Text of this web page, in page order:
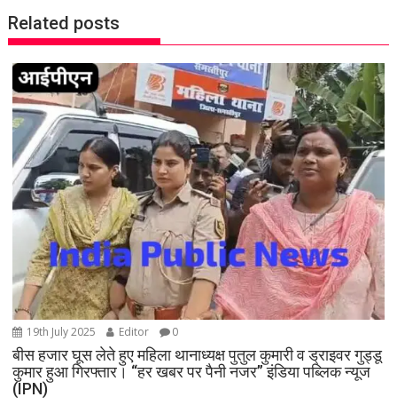
a
v
i
g
a
t
i
o
n
Related posts
19th July 2025 Editor 0
बीस हजार घूस लेते हुए महिला थानाध्यक्ष पुतुल कुमारी व ड्राइवर गुड्डू
कुमार हुआ गिरफ्तार। “हर खबर पर पैनी नजर” इंडिया पब्लिक न्यूज
(IPN)